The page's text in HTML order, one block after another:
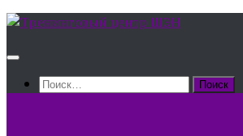
Skip
content
Найти: